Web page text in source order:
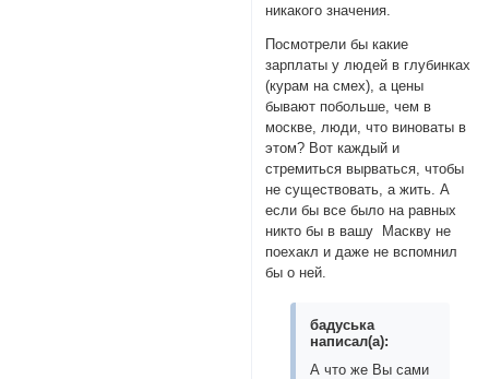
никакого значения.
Посмотрели бы какие
зарплаты у людей в глубинках
(курам на смех), а цены
бывают побольше, чем в
москве, люди, что виноваты в
этом? Вот каждый и
стремиться вырваться, чтобы
не существовать, а жить. А
если бы все было на равных
никто бы в вашу Маскву не
поехакл и даже не вспомнил
бы о ней.
бадуська
написал(а):
А что же Вы сами